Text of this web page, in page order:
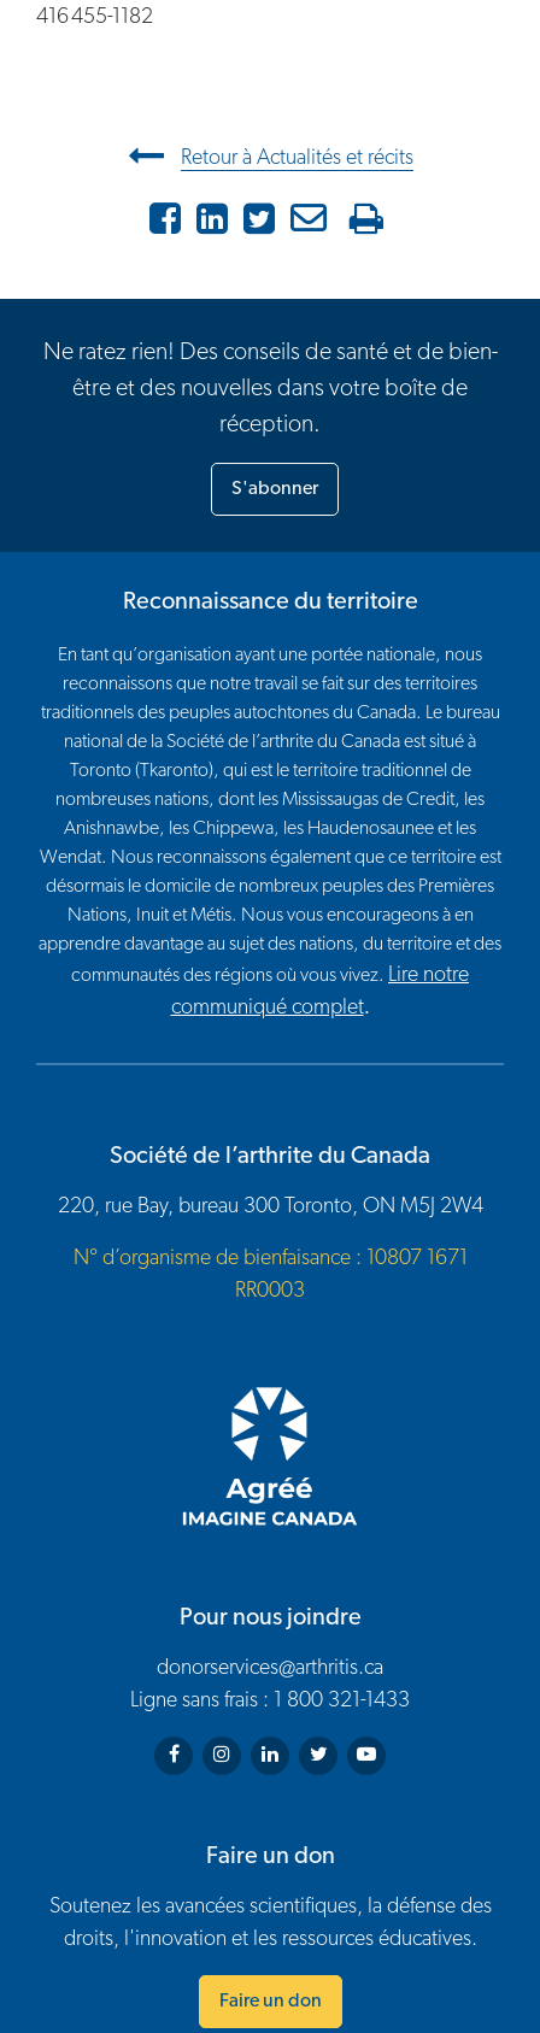
416 455-1182
Navigation entre les articles
Retour à Actualités et récits
FacebookLinkedIn
X Courriel
Ne ratez rien! Des conseils de santé et de bien-
être et des nouvelles dans votre boîte de
réception.
S'abonner
Reconnaissance du territoire
En tant qu’organisation ayant une portée nationale, nous
reconnaissons que notre travail se fait sur des territoires
traditionnels des peuples autochtones du Canada. Le bureau
national de la Société de l’arthrite du Canada est situé à
Toronto (Tkaronto), qui est le territoire traditionnel de
nombreuses nations, dont les Mississaugas de Credit, les
Anishnawbe, les Chippewa, les Haudenosaunee et les
Wendat. Nous reconnaissons également que ce territoire est
désormais le domicile de nombreux peuples des Premières
Nations, Inuit et Métis. Nous vous encourageons à en
apprendre davantage au sujet des nations, du territoire et des
communautés des régions où vous vivez. Lire notre
communiqué complet.
Société de l’arthrite du Canada
220, rue Bay, bureau 300 Toronto, ON M5J 2W4
N° d’organisme de bienfaisance : 10807 1671
RR0003
Pour nous joindre
donorservices@arthritis.ca
Ligne sans frais : 1 800 321-1433
Arthritis Society on Facebook
Arthritis Society on Instagram
Arthritis Society on LinkedIn
Arthritis Society on Twitter
Arthritis Society on
Faire un don
Soutenez les avancées scientifiques, la défense des
droits, l'innovation et les ressources éducatives.
Faire un don